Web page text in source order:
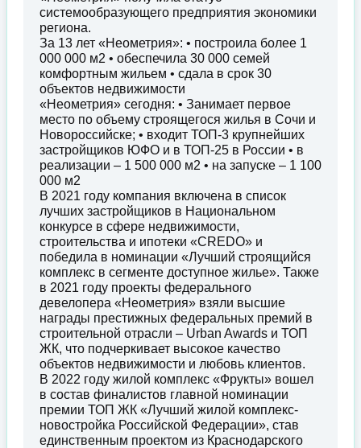
системообразующего предприятия экономики
региона.
За 13 лет «Неометрия»: • построила более 1
000 000 м2 • обеспечила 30 000 семей
комфортным жильем • сдала в срок 30
объектов недвижимости
«Неометрия» сегодня: • Занимает первое
место по объему строящегося жилья в Сочи и
Новороссийске; • входит ТОП-3 крупнейших
застройщиков ЮФО и в ТОП-25 в России • в
реализации – 1 500 000 м2 • на запуске – 1 100
000 м2
В 2021 году компания включена в список
лучших застройщиков в Национальном
конкурсе в сфере недвижимости,
строительства и ипотеки «CREDO» и
победила в номинации «Лучший строящийся
комплекс в сегменте доступное жилье». Также
в 2021 году проекты федерального
девелопера «Неометрия» взяли высшие
награды престижных федеральных премий в
строительной отрасли – Urban Awards и ТОП
ЖК, что подчеркивает высокое качество
объектов недвижимости и любовь клиентов.
В 2022 году жилой комплекс «Фрукты» вошел
в состав финалистов главной номинации
премии ТОП ЖК «Лучший жилой комплекс-
новостройка Российской Федерации», став
единственным проектом из Краснодарского